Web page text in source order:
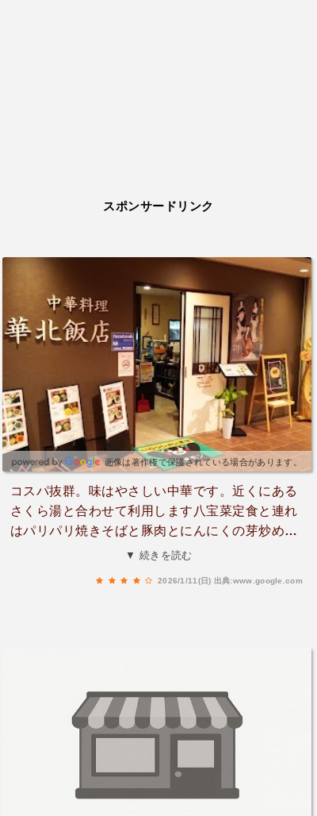
スポンサードリンク
画像は著作権で保護されている場合があります。
コスパ抜群。味はやさしい中華です。近くにある
さくら湯と合わせて利用します八宝菜定食と連れ
はパリパリ焼きそばと豚肉とにんにくの芽炒め定
食をいただきました。どれも美味しかった！
▼ 続きを読む
2026/1/11(日) 出典:www.google.com